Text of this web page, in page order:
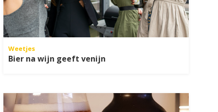
Weetjes
Bier na wijn geeft venijn